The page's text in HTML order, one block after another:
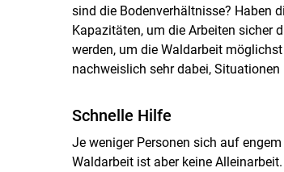
sind die Bodenverhältnisse? Haben
Kapazitäten, um die Arbeiten sicher
werden, um die Waldarbeit
nachweislich sehr dabei,
Schnelle Hilfe
Je weniger Personen sich auf
Waldarbeit ist aber keine